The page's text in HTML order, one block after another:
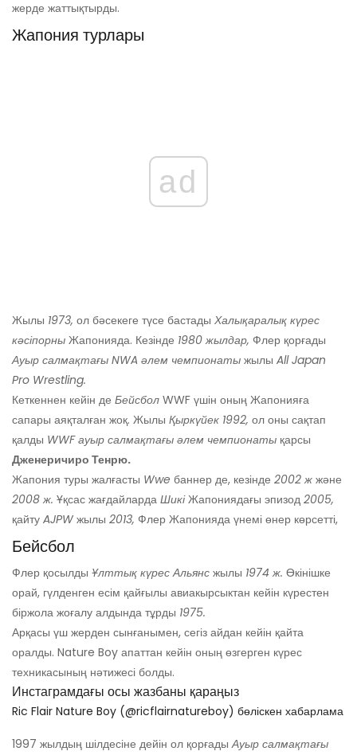
жерде жаттықтырды.
Жапония турлары
ad
Жылы 1973, ол бәсекеге түсе бастады Халықаралық күрес
кәсіпорны Жапонияда. Кезінде 1980 жылдар, Флер қорғады
Ауыр салмақтағы NWA әлем чемпионаты жылы All Japan
Pro Wrestling.
Кеткеннен кейін де Бейсбол WWF үшін оның Жапонияға
сапары аяқталған жоқ. Жылы Қыркүйек 1992, ол оны сақтап
қалды WWF ауыр салмақтағы әлем чемпионаты қарсы
Дженеричиро Тенрю.
Жапония туры жалғасты Wwe баннер де, кезінде 2002 ж және
2008 ж. Ұқсас жағдайларда ШикіЖапониядағы эпизод 2005,
қайту AJPW жылы 2013, Флер Жапонияда үнемі өнер көрсетті,
Бейсбол
Флер қосылды Ұлттық күрес Альянс жылы 1974 ж. Өкінішке
орай, гүлденген есім қайғылы авиакырсыктан кейін күрестен
біржола жоғалу алдында тұрды 1975.
Арқасы үш жерден сынғанымен, сегіз айдан кейін қайта
оралды. Nature Boy апаттан кейін оның өзгерген күрес
техникасының нәтижесі болды.
Инстаграмдағы осы жазбаны қараңыз
Ric Flair Nature Boy (@ricflairnatureboy) бөліскен хабарлама
1997 жылдың шілдесіне дейін ол қорғадыАуыр салмақтағы